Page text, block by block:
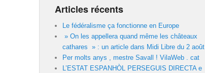
Articles récents
Le fédéralisme ça fonctionne en Europe
» On les appellera quand même les châteaux
cathares » : un article dans Midi Libre du 2 août
Per molts anys , mestre Savall ! VilaWeb . cat
L’ESTAT ESPANHÒL PERSEGUIS DIRECTA e